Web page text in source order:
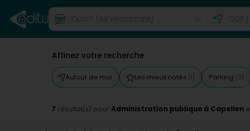
Affinez votre recherche
Autour de moi Les mieux notés (1) Parking (3)
7 résultat(s) pour Administration publique à Capellen